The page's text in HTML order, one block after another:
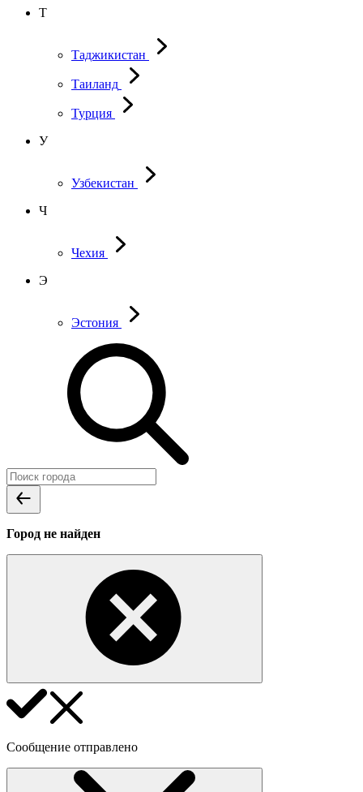
Т
Таджикистан
Таиланд
Турция
У
Узбекистан
Ч
Чехия
Э
Эстония
Город не найден
Сообщение отправлено